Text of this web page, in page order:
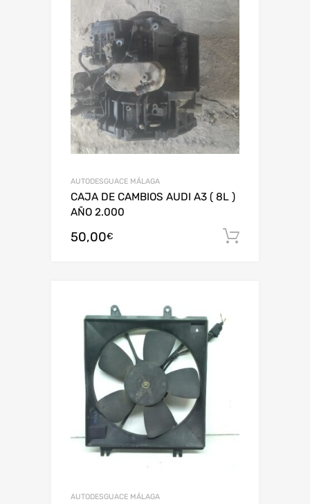
AUTODESGUACE MÁLAGA
CAJA DE CAMBIOS AUDI A3 ( 8L )
AÑO 2.000
50,00€
AUTODESGUACE MÁLAGA